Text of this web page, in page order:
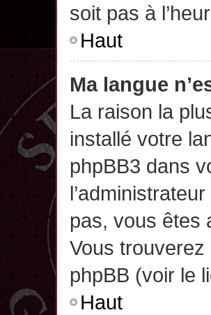
soit pas à
Haut
Ma langue
La raison la
installé votre
phpBB3 dans
pas, vous êtes
Vous trouverez
phpBB (voir le
Haut